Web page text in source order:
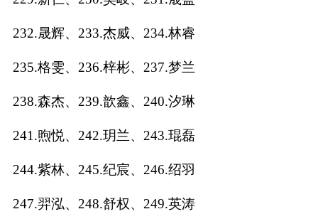
232.晟辉、233.杰威、234.林睿
235.格雯、236.梓彬、237.梦兰
238.森杰、239.歆鑫、240.汐琳
241.煦悦、242.玥兰、243.琨磊
244.紫林、245.纪宸、246.绍羽
247.羿泓、248.舒权、249.英涛